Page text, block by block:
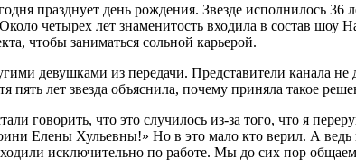
празднует день рождения. Звезде исполнилось
четырех лет знаменитость входила в состав
чтобы заниматься сольной карьерой.
девушками из передачи. Представители канала
пять лет звезда объяснила, почему приняла такое
говорить, что это случилось из-за того, что я
Елены Хульевны!» Но в это мало кто верил. А
исключительно по работе. Мы до сих пор